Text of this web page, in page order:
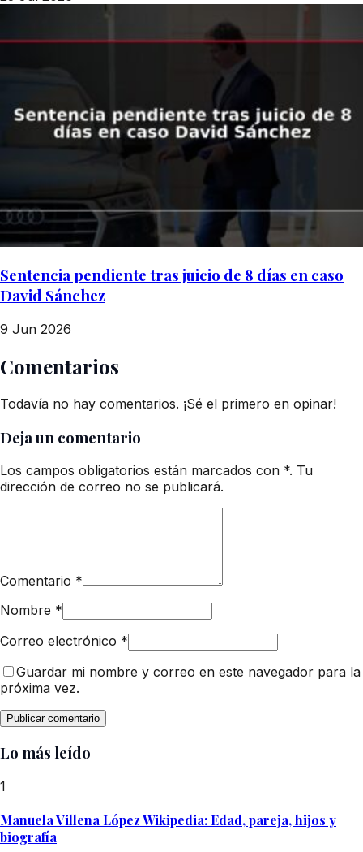
Sentencia pendiente tras juicio de 8 días en caso
David Sánchez
9 Jun 2026
Comentarios
Todavía no hay comentarios. ¡Sé el primero en opinar!
Deja un comentario
Los campos obligatorios están marcados con *. Tu
dirección de correo no se publicará.
Comentario *
Nombre *
Correo electrónico *
Guardar mi nombre y correo en este navegador para la
próxima vez.
Lo más leído
1
Manuela Villena López Wikipedia: Edad, pareja, hijos y
biografía